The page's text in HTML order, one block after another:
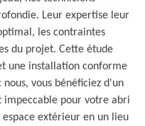
Leur expertise leur
les contraintes
du projet. Cette étude
une installation conforme
vous bénéficiez d'un
impeccable pour votre abri
extérieur en un lieu